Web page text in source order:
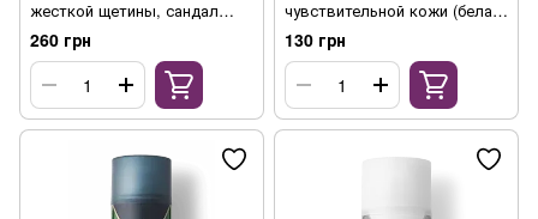
жесткой щетины, сандал
(красная линия), 300 мл
260 грн
чувствительной кожи (белая
серия), 50 мл
130 грн